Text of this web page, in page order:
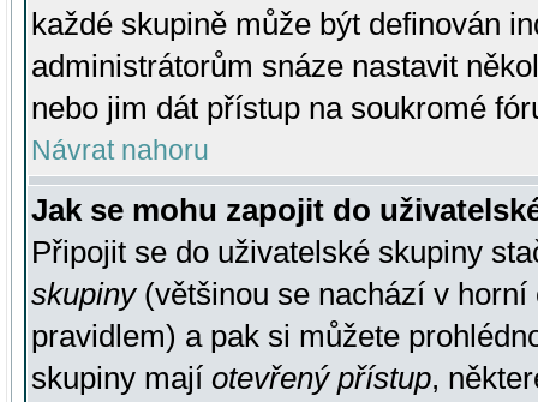
každé skupině může být definován
administrátorům snáze nastavit
nebo jim dát přístup na soukromé
Návrat nahoru
Jak se mohu zapojit do
Připojit se do uživatelské skupiny
skupiny(většinou se nachází v horní
pravidlem) a pak si můžete
skupiny mají otevřený přístup,